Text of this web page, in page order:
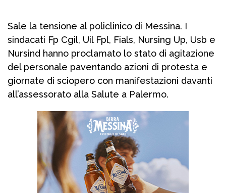
Sale la tensione al policlinico di Messina. I
sindacati Fp Cgil, Uil Fpl, Fials, Nursing Up, Usb e
Nursind hanno proclamato lo stato di agitazione
del personale paventando azioni di protesta e
giornate di sciopero con manifestazioni davanti
all’assessorato alla Salute a Palermo.